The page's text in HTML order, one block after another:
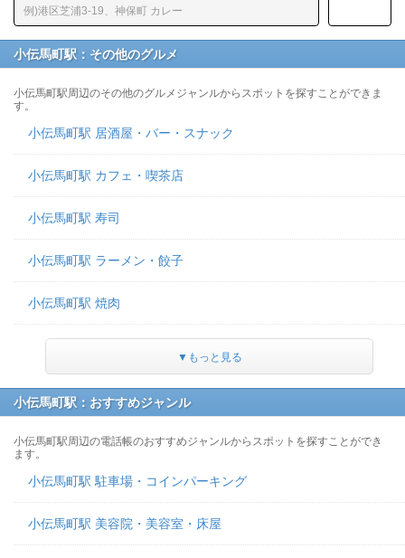
小伝馬町駅：その他のグルメ
小伝馬町駅周辺のその他のグルメジャンルからスポットを探すことができま
す。
小伝馬町駅 居酒屋・バー・スナック
小伝馬町駅 カフェ・喫茶店
小伝馬町駅 寿司
小伝馬町駅 ラーメン・餃子
小伝馬町駅 焼肉
▼もっと見る
小伝馬町駅：おすすめジャンル
小伝馬町駅周辺の電話帳のおすすめジャンルからスポットを探すことができ
ます。
小伝馬町駅 駐車場・コインパーキング
小伝馬町駅 美容院・美容室・床屋